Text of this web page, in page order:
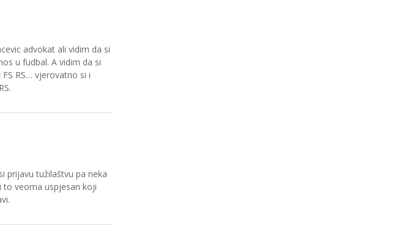
advokat ali vidim da si
u fudbal. A vidim da si
RS… vjerovatno si i
prijavu tužilaštvu pa neka
to veoma uspjesan koji